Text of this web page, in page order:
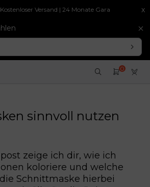
Versand | 24 Monate Garantie | 30-Tage-Geld-
x
0
sinnvoll nutzen
zeige ich dir, wie ich
koloriere und welche
Schnittmaske hierbei